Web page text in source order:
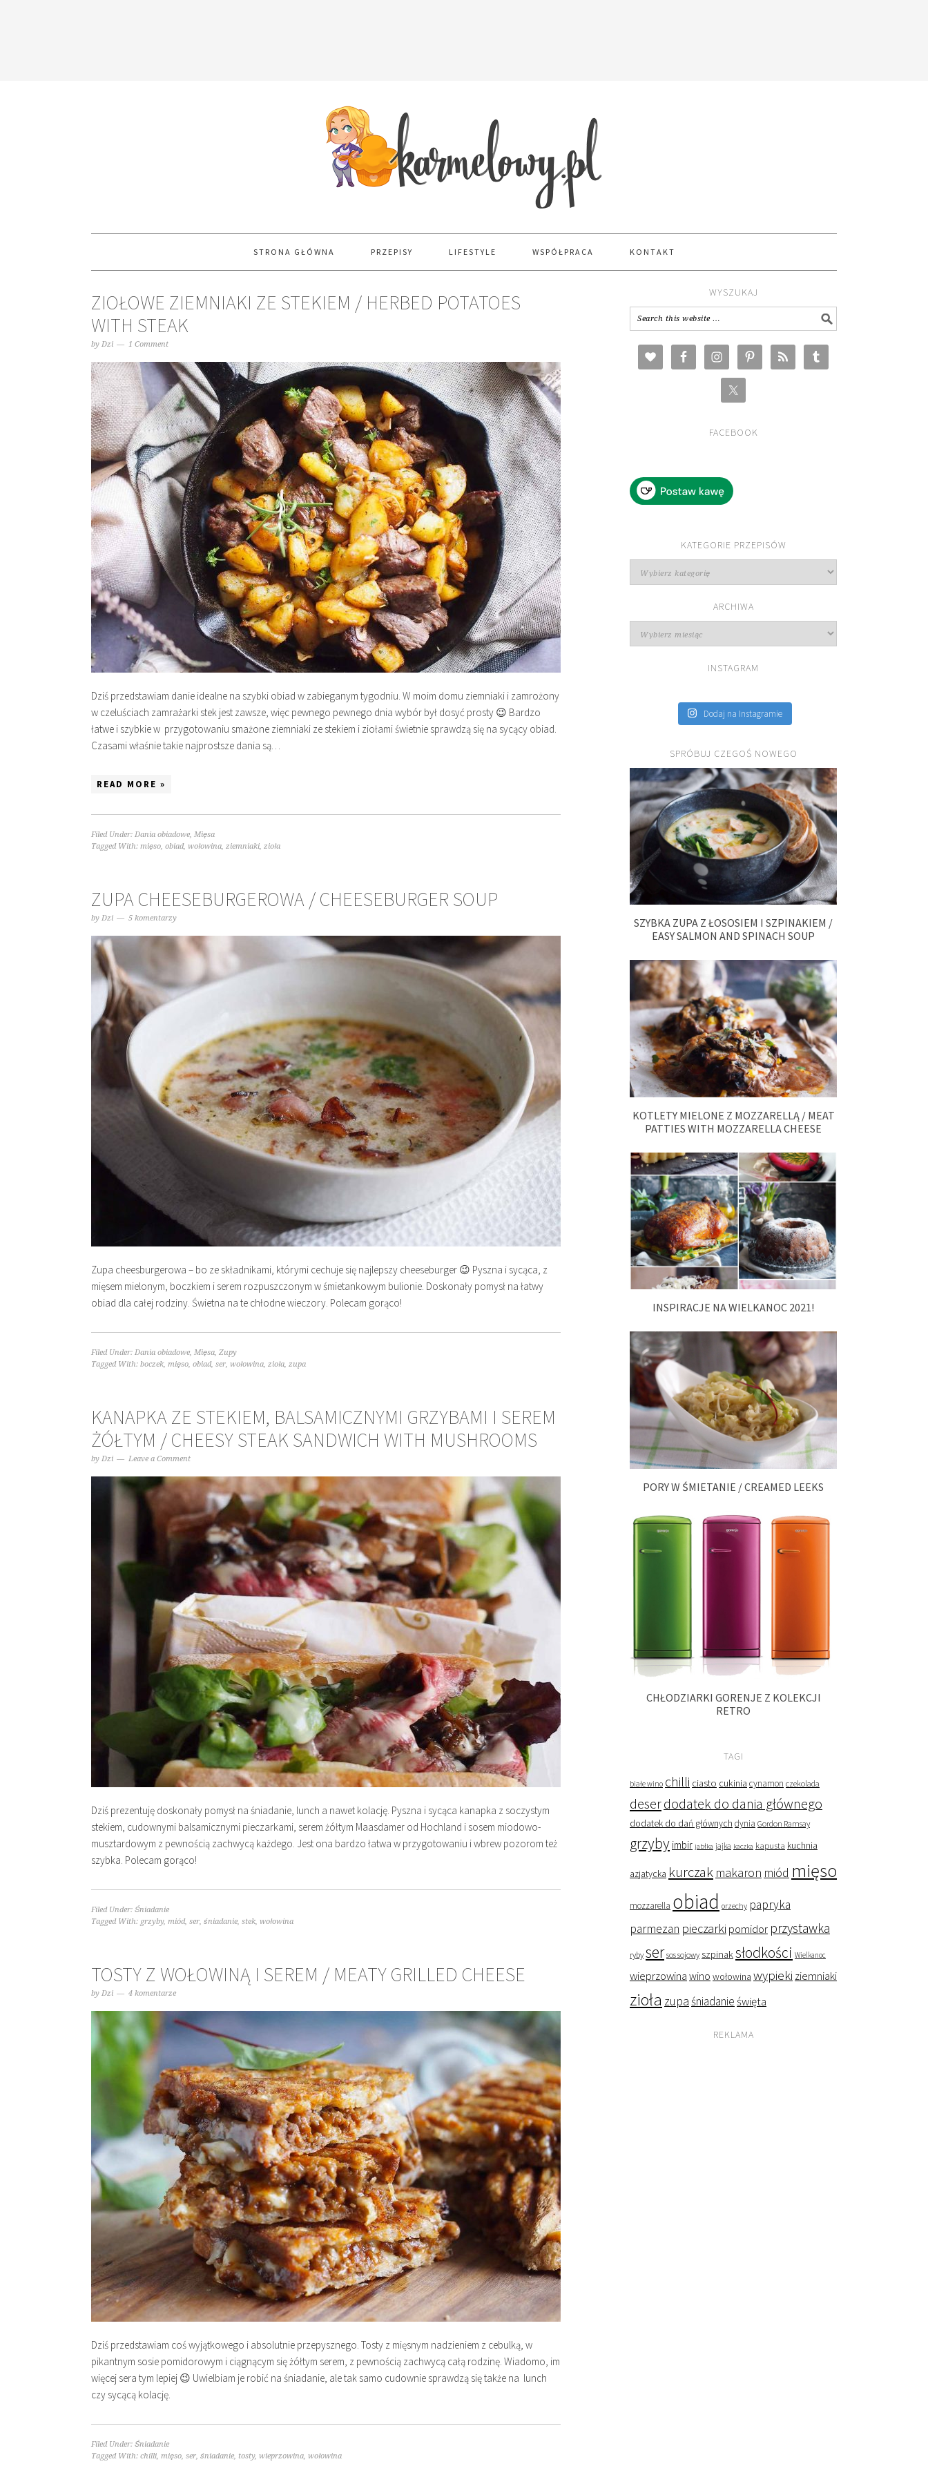
STRONA GŁÓWNA PRZEPISY LIFESTYLE WSPÓŁPRACA KONTAKT
ZIOŁOWE ZIEMNIAKI ZE STEKIEM / HERBED POTATOES
WITH STEAK
by Dzi 1 Comment
Dziś przedstawiam danie idealne na szybki obiad w zabieganym tygodniu. W moim domu ziemniaki i zamrożony
w czeluściach zamrażarki stek jest zawsze, więc pewnego pewnego dnia wybór był dosyć prosty 😉 Bardzo
łatwe i szybkie w przygotowaniu smażone ziemniaki ze stekiem i ziołami świetnie sprawdzą się na sycący obiad.
Czasami właśnie takie najprostsze dania są…
READ MORE »
Filed Under: Dania obiadowe, Mięsa
Tagged With: mięso, obiad, wołowina, ziemniaki, zioła
ZUPA CHEESEBURGEROWA / CHEESEBURGER SOUP
by Dzi 5 komentarzy
Zupa cheesburgerowa – bo ze składnikami, którymi cechuje się najlepszy cheeseburger 😉 Pyszna i sycąca, z
mięsem mielonym, boczkiem i serem rozpuszczonym w śmietankowym bulionie. Doskonały pomysł na łatwy
obiad dla całej rodziny. Świetna na te chłodne wieczory. Polecam gorąco!
Filed Under: Dania obiadowe, Mięsa, Zupy
Tagged With: boczek, mięso, obiad, ser, wołowina, zioła, zupa
KANAPKA ZE STEKIEM, BALSAMICZNYMI GRZYBAMI I SEREM
ŻÓŁTYM / CHEESY STEAK SANDWICH WITH MUSHROOMS
by Dzi Leave a Comment
Dziś prezentuję doskonały pomysł na śniadanie, lunch a nawet kolację. Pyszna i sycąca kanapka z soczystym
stekiem, cudownymi balsamicznymi pieczarkami, serem żółtym Maasdamer od Hochland i sosem miodowo-
musztardowym z pewnością zachwycą każdego. Jest ona bardzo łatwa w przygotowaniu i wbrew pozorom też
szybka. Polecam gorąco!
Filed Under: Śniadanie
Tagged With: grzyby, miód, ser, śniadanie, stek, wołowina
TOSTY Z WOŁOWINĄ I SEREM / MEATY GRILLED CHEESE
by Dzi 4 komentarze
Dziś przedstawiam coś wyjątkowego i absolutnie przepysznego. Tosty z mięsnym nadzieniem z cebulką, w
pikantnym sosie pomidorowym i ciągnącym się żółtym serem, z pewnością zachwycą całą rodzinę. Wiadomo, im
więcej sera tym lepiej 😉 Uwielbiam je robić na śniadanie, ale tak samo cudownie sprawdzą się także na lunch
czy sycącą kolację.
Filed Under: Śniadanie
Tagged With: chilli, mięso, ser, śniadanie, tosty, wieprzowina, wołowina
WYSZUKAJ
FACEBOOK
KATEGORIE PRZEPISÓW
przepisów
ARCHIWA
INSTAGRAM
Dodaj na Instagramie
SPRÓBUJ CZEGOŚ NOWEGO
SZYBKA ZUPA Z ŁOSOSIEM I SZPINAKIEM /
EASY SALMON AND SPINACH SOUP
KOTLETY MIELONE Z MOZZARELLĄ / MEAT
PATTIES WITH MOZZARELLA CHEESE
INSPIRACJE NA WIELKANOC 2021!
PORY W ŚMIETANIE / CREAMED LEEKS
CHŁODZIARKI GORENJE Z KOLEKCJI
RETRO
TAGI
białe wino chilli ciasto cukinia cynamon czekolada
deserdodatek do dania głównego
dodatek do dań głównych dynia Gordon Ramsay
grzyby imbir jabłka jajka kaczka kapusta kuchnia
azjatycka kurczak makaron miód mięso
mozzarella obiad orzechy papryka
parmezan pieczarki pomidor przystawka
ryby ser sos sojowy szpinaksłodkości Wielkanoc
wieprzowina wino wołowina wypieki ziemniaki
zioła zupaśniadanieświęta
REKLAMA